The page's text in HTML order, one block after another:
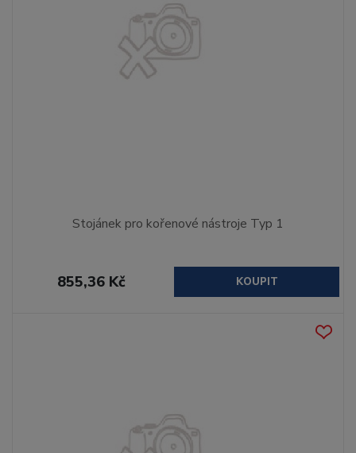
Stojánek pro kořenové nástroje Typ 1
855,36 Kč KOUPIT